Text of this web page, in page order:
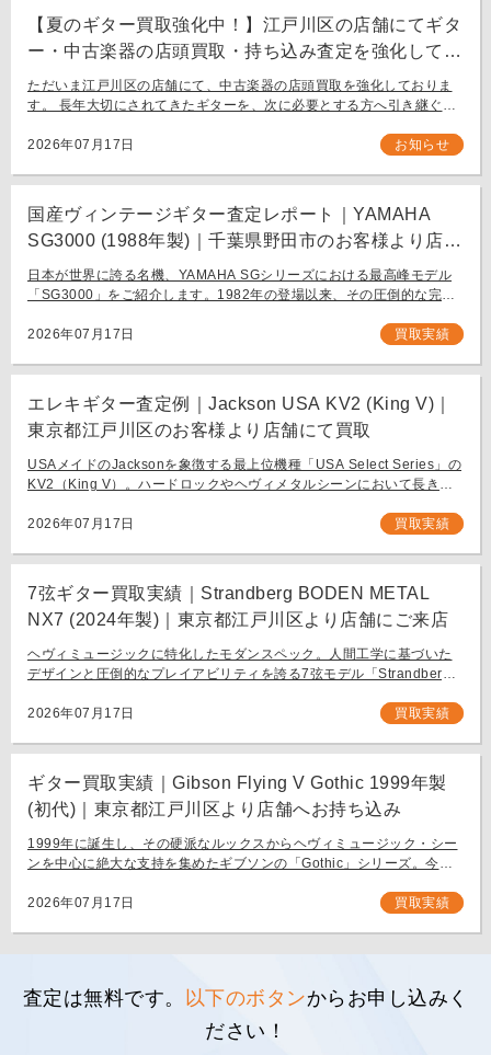
【夏のギター買取強化中！】江戸川区の店舗にてギタ
ー・中古楽器の店頭買取・持ち込み査定を強化してお
ります。
ただいま江戸川区の店舗にて、中古楽器の店頭買取を強化しておりま
す。 長年大切にされてきたギターを、次に必要とする方へ引き継ぐお
ち込み査定も大歓迎です。
2026年07月17日 お知らせ
国産ヴィンテージギター査定レポート｜YAMAHA
SG3000 (1988年製)｜千葉県野田市のお客様より店舗
にて買取
日本が世界に誇る名機、YAMAHA SGシリーズにおける最高峰モデル
「SG3000」をご紹介します。1982年の登場以来、その圧倒的な完成
フラッグシップモデル […]
2026年07月17日 買取実績
エレキギター査定例｜Jackson USA KV2 (King V)｜
東京都江戸川区のお客様より店舗にて買取
USAメイドのJacksonを象徴する最上位機種「USA Select Series」の
KV2（King V）。ハードロックやヘヴィメタルシーンにおいて長きに
[…]
2026年07月17日 買取実績
7弦ギター買取実績｜Strandberg BODEN METAL
NX7 (2024年製)｜東京都江戸川区より店舗にご来店
ヘヴィミュージックに特化したモダンスペック。人間工学に基づいた
デザインと圧倒的なプレイアビリティを誇る7弦モデル「Strandberg
タリスト […]
2026年07月17日 買取実績
ギター買取実績｜Gibson Flying V Gothic 1999年製
(初代)｜東京都江戸川区より店舗へお持ち込み
1999年に誕生し、その硬派なルックスからヘヴィミュージック・シー
ンを中心に絶大な支持を集めたギブソンの「Gothic」シリーズ。今回
[…]
2026年07月17日 買取実績
査定は無料です。 以下のボタンからお申し込みく
ださい！